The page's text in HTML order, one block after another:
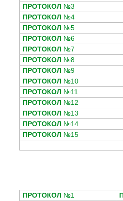
ПРОТОКОЛ №3
ПРОТОКОЛ №4
ПРОТОКОЛ №5
ПРОТОКОЛ №6
ПРОТОКОЛ №7
ПРОТОКОЛ №8
ПРОТОКОЛ №9
ПРОТОКОЛ №10
ПРОТОКОЛ №11
ПРОТОКОЛ №12
ПРОТОКОЛ №13
ПРОТОКОЛ №14
ПРОТОКОЛ №15
ПРОТОКОЛ №1